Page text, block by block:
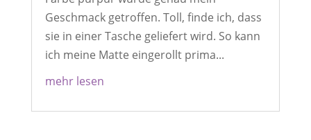
Geschmack getroffen. Toll, finde ich, dass
sie in einer Tasche geliefert wird. So kann
ich meine Matte eingerollt prima...
mehr lesen